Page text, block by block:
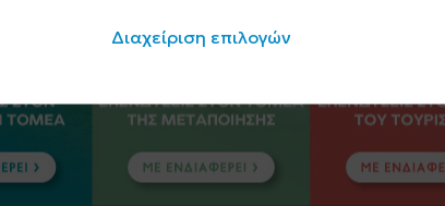
Διαχείριση επιλογών